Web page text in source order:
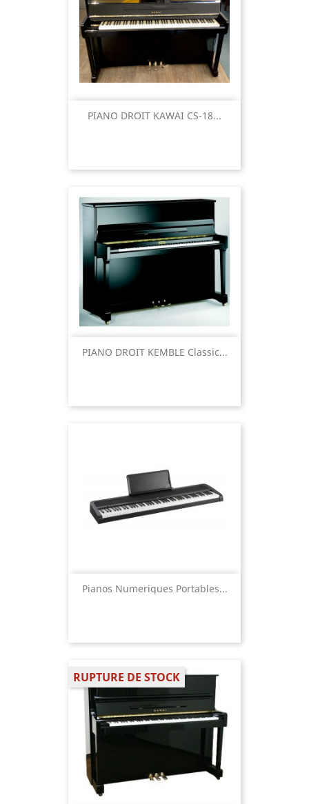
PIANO DROIT KAWAI CS-18...
PIANO DROIT KEMBLE Classic...
Pianos Numeriques Portables...
RUPTURE DE STOCK